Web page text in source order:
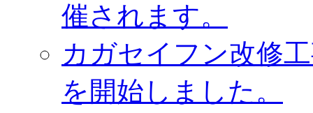
催されます。
カガセイフン改修
を開始しました。